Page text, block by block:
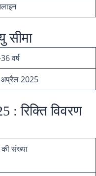
वर्ष
2025
: रिक्ति विवरण
की संख्या